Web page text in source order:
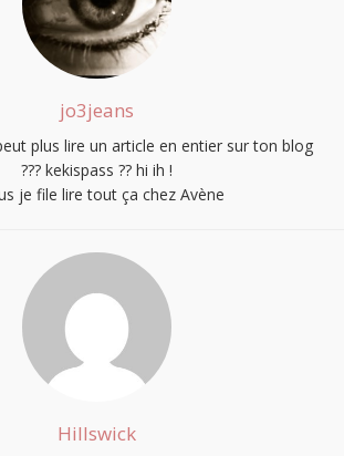
jo3jeans
plus lire un article en entier sur ton blog
??? kekispass ?? hi ih !
je file lire tout ça chez Avène
Hillswick